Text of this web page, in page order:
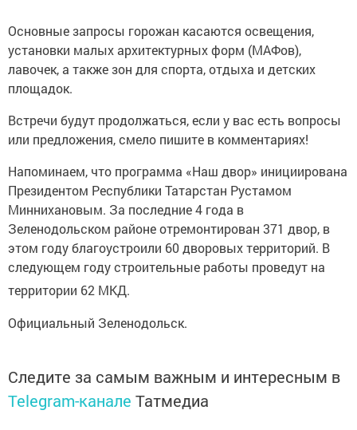
Основные запросы горожан касаются освещения,
установки малых архитектурных форм (МАФов),
лавочек, а также зон для спорта, отдыха и детских
площадок.
Встречи будут продолжаться, если у вас есть вопросы
или предложения, смело пишите в комментариях!
Напоминаем, что программа «Наш двор» инициирована
Президентом Республики Татарстан Рустамом
Миннихановым. За последние 4 года в
Зеленодольском районе отремонтирован 371 двор, в
этом году благоустроили 60 дворовых территорий. В
следующем году строительные работы проведут на
территории 62 МКД.
Официальный Зеленодольск.
Следите за самым важным и интересным в
Telegram-канале Татмедиа